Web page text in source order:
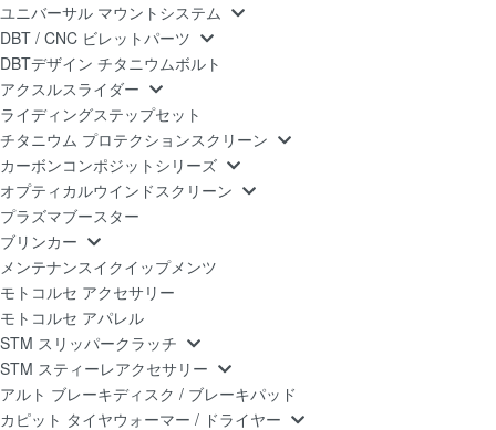
ユニバーサル マウントシステム
DBT / CNC ビレットパーツ
DBTデザイン チタニウムボルト
アクスルスライダー
ライディングステップセット
チタニウム プロテクションスクリーン
カーボンコンポジットシリーズ
オプティカルウインドスクリーン
プラズマブースター
ブリンカー
メンテナンスイクイップメンツ
モトコルセ アクセサリー
モトコルセ アパレル
STM スリッパークラッチ
STM スティーレアクセサリー
アルト ブレーキディスク / ブレーキパッド
カピット タイヤウォーマー / ドライヤー